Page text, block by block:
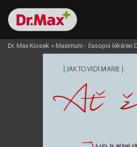
JAK TO VIDÍ MARIE
á vím, že začínají
Dr. Max Kiosek » Maximum - časopis lékáren